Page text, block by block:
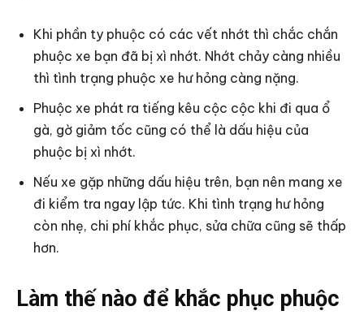
Khi phần ty phuộc có các vết nhớt thì chắc chắn
phuộc xe bạn đã bị xì nhớt. Nhớt chảy càng nhiều
thì tình trạng phuộc xe hư hỏng càng nặng.
Phuộc xe phát ra tiếng kêu cộc cộc khi đi qua ổ
gà, gờ giảm tốc cũng có thể là dấu hiệu của
phuộc bị xì nhớt.
Nếu xe gặp những dấu hiệu trên, bạn nên mang xe
đi kiểm tra ngay lập tức. Khi tình trạng hư hỏng
còn nhẹ, chi phí khắc phục, sửa chữa cũng sẽ thấp
hơn.
Làm thế nào để khắc phục phuộc